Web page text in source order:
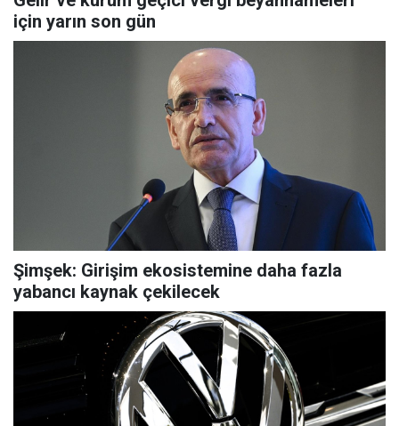
için yarın son gün
Şimşek: Girişim ekosistemine daha fazla
yabancı kaynak çekilecek